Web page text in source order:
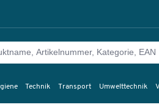
Technik Transport Umwelttechnik